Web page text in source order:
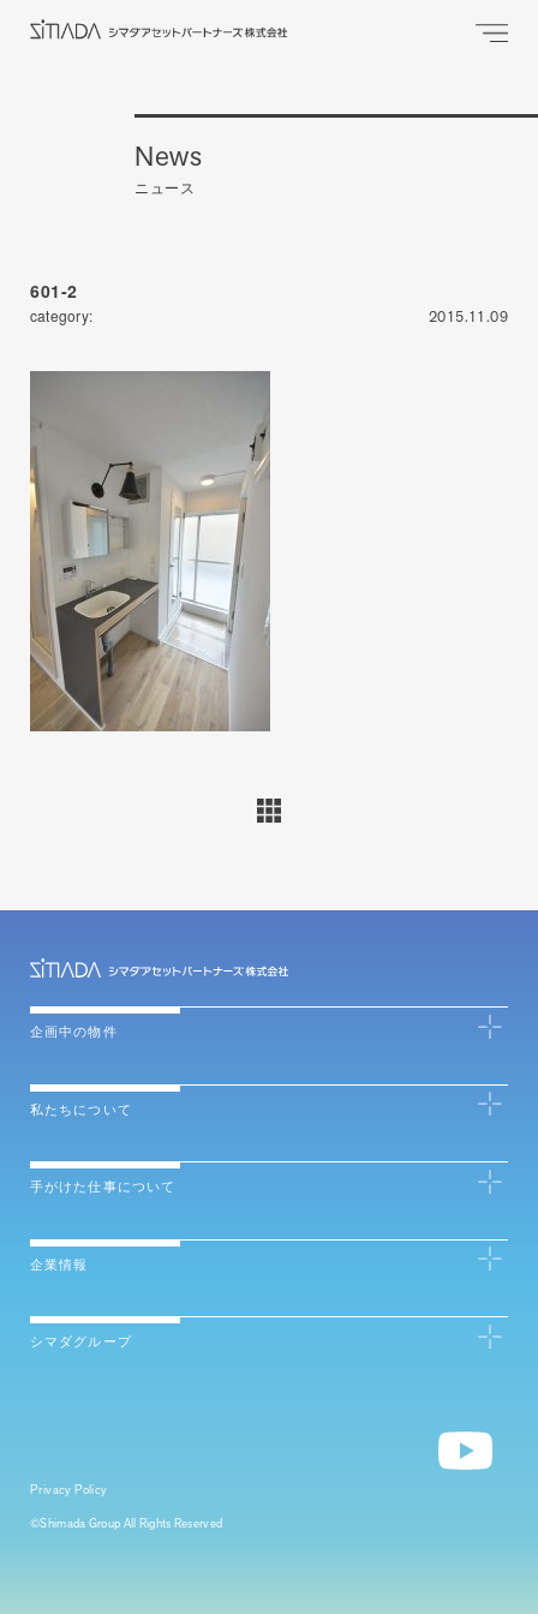
News
ニュース
601-2
category: 2015.11.09
企画中の物件
私たちについて
手がけた仕事について
企業情報
シマダグループ
Privacy Policy
©Shimada Group All Rights Reserved